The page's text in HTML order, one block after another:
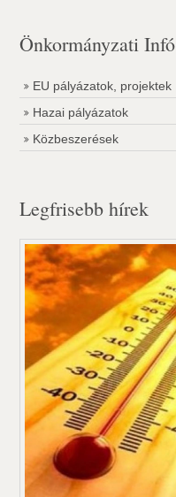
Önkormányzati Infó
EU pályázatok, projektek
Hazai pályázatok
Közbeszerések
Legfrisebb hírek